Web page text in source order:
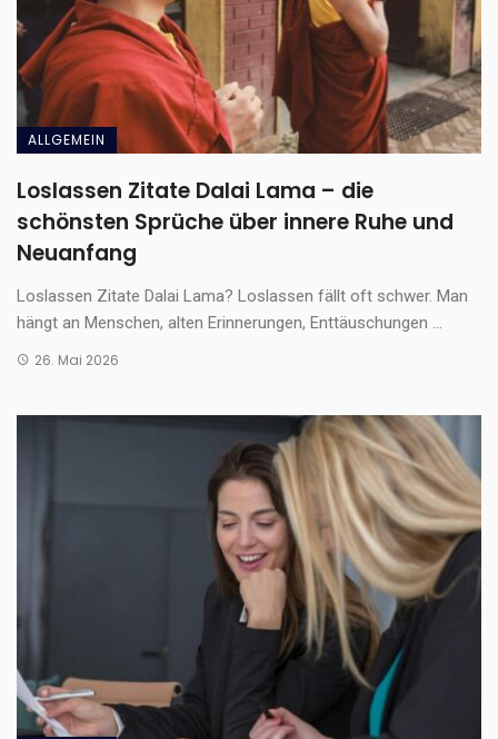
ALLGEMEIN
Loslassen Zitate Dalai Lama – die
schönsten Sprüche über innere Ruhe und
Neuanfang
Loslassen Zitate Dalai Lama? Loslassen fällt oft schwer. Man
hängt an Menschen, alten Erinnerungen, Enttäuschungen ...
26. Mai 2026